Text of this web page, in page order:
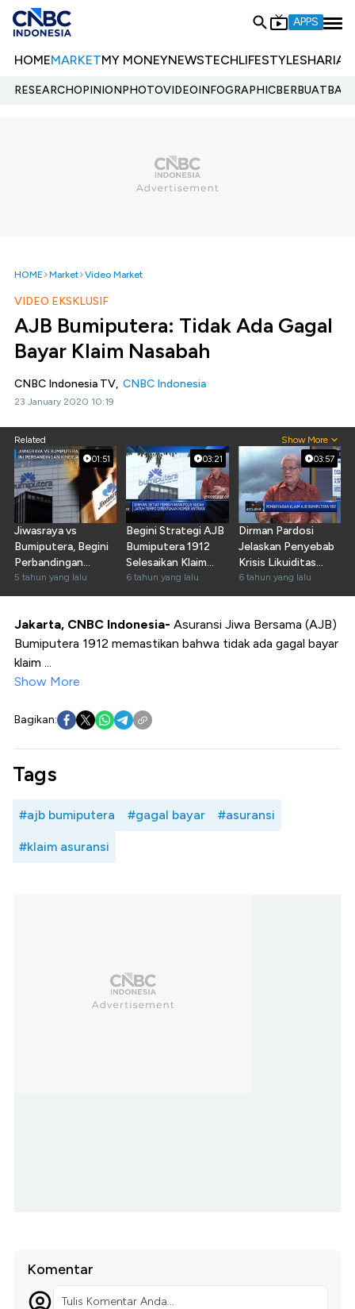
APPS
HOMEMARKETMY MONEYNEWSTECHLIFESTYLESHARIA
RESEARCHOPINIONPHOTOVIDEOINFOGRAPHIC
HOME Market Video Market
VIDEO EKSKLUSIF
AJB Bumiputera: Tidak Ada Gagal
Bayar Klaim Nasabah
CNBC Indonesia TV, CNBC Indonesia
23 January 2020 10:19
Related Show More
01:51
Jiwasraya vs
Bumiputera, Begini
Perbandingan
Kinerjanya
5 tahun yang lalu
03:21
Begini Strategi AJB
Bumiputera 1912
Selesaikan Klaim
Nasabah
6 tahun yang lalu
03:57
Dirman Pardosi
Jelaskan Penyebab
Krisis Likuiditas
Bumiputera
6 tahun yang lalu
Jakarta, CNBC Indonesia- Asuransi Jiwa Bersama (AJB)
Bumiputera 1912 memastikan bahwa tidak ada gagal bayar
klaim ...
Show More
Bagikan:
Tags
#ajb bumiputera #gagal bayar #asuransi
#klaim asuransi
Komentar
Tulis Komentar Anda...